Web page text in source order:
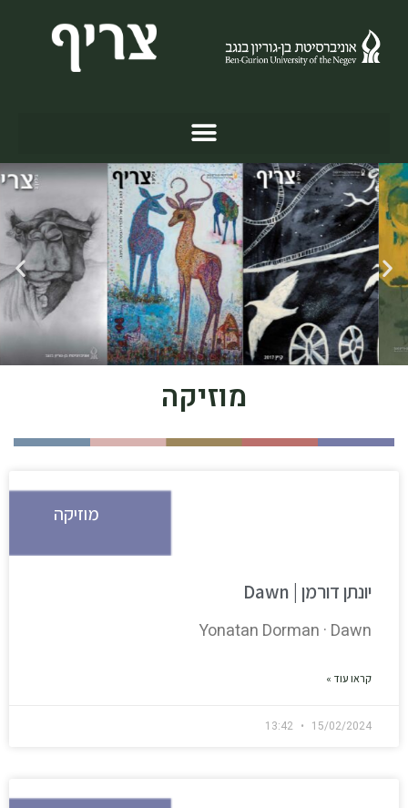
מוזיקה
מוזיקה
יונתן דורמן | Dawn
Yonatan Dorman · Dawn
קראו עוד »
15/02/2024